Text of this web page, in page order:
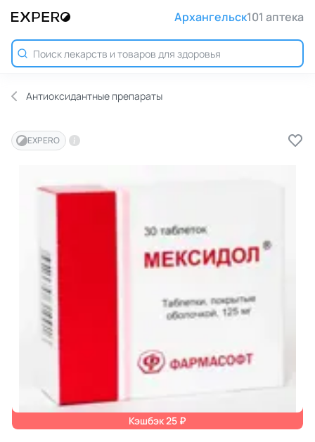
Архангельск101 аптека
Антиоксидантные препараты
EXPERO
Кэшбэк 25 ₽